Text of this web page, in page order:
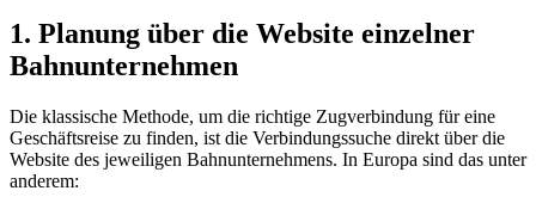
1. Planung über die Website einzelner
Bahnunternehmen
Die klassische Methode, um die richtige Zugverbindung für eine
Geschäftsreise zu finden, ist die Verbindungssuche direkt über die
Website des jeweiligen Bahnunternehmens. In Europa sind das unter
anderem: